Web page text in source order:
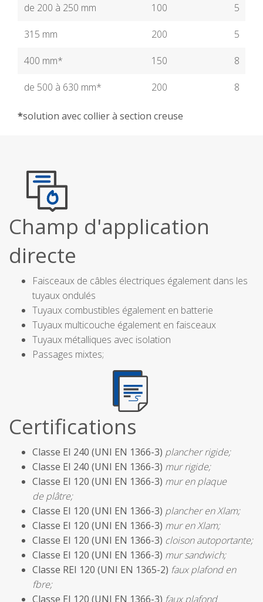
de 200 à 250 mm 100 5
315 mm 200 5
400 mm* 150 8
de 500 à 630 mm* 200 8
*solution avec collier à section creuse
Champ d'application
directe
Faisceaux de câbles électriques également dans les
tuyaux ondulés
Tuyaux combustibles également en batterie
Tuyaux multicouche également en faisceaux
Tuyaux métalliques avec isolation
Passages mixtes;
Certifications
Classe EI 240 (UNI EN 1366-3) plancher rigide;
Classe EI 240 (UNI EN 1366-3) mur rigide;
Classe EI 120 (UNI EN 1366-3) mur en plaque
de plâtre;
Classe EI 120 (UNI EN 1366-3) plancher en Xlam;
Classe EI 120 (UNI EN 1366-3) mur en Xlam;
Classe EI 120 (UNI EN 1366-3) cloison autoportante;
Classe EI 120 (UNI EN 1366-3) mur sandwich;
Classe REI 120 (UNI EN 1365-2) faux plafond en
fbre;
Classe EI 120 (UNI EN 1366-3) faux plafond